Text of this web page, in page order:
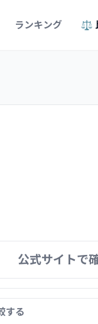
ランキング ⚖️
公式サイトで
する